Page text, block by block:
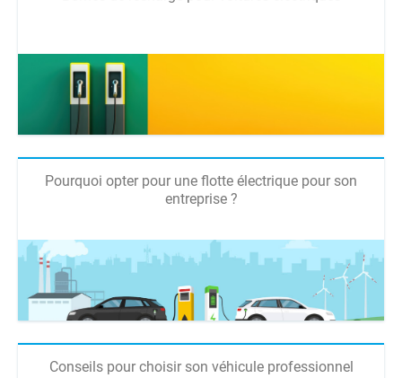
Pourquoi opter pour une flotte électrique pour son
entreprise ?
Conseils pour choisir son véhicule professionnel